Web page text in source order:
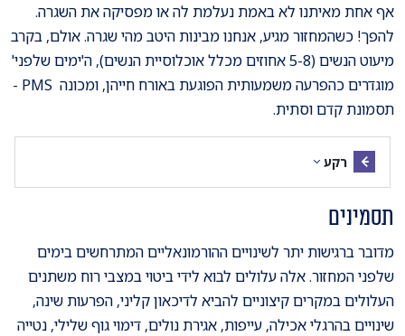
אף אחת מאיתנו לא באמת נעלמת לה או מפסיקה את השגרה.
להפך! כשהמחזור מגיע, אנחנו מבינות היטב מהי שגרה. אולם, בקרב
מיעוט הנשים (5-8 אחוזים מכלל אוכלוסיית הנשים), ה'ימים שלפני'
מוגדרים כהפרעה משמעותית הפוגעת באורח חייהן, ומכונה PMS -
תסמונת קדם וסתית.
רקע
תסמינים
מדובר ברגישות יתר לשינויים ההורמונאליים המתרחשים בימים
שלפני המחזור. אלה עלולים לבוא לידי ביטוי במצבי רוח משתנים
העלולים במקרים קיצוניים להביא לדיכאון קליני, הפרעות שינה,
שינויים בהרגלי אכילה, עייפות, אגירת נולים, דימוי גוף שלילי, נטייה